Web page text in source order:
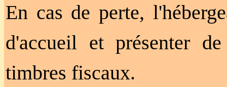
En cas de perte,
d'accueil et présenter
timbres fiscaux.